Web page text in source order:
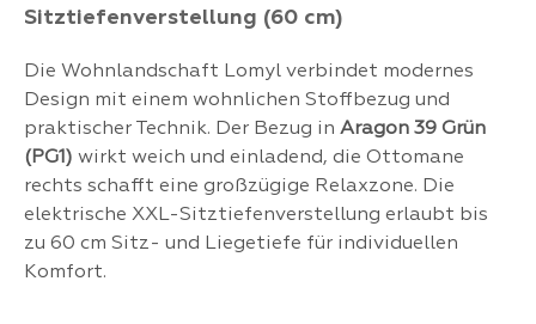
Sitztiefenverstellung (60 cm)
Die Wohnlandschaft Lomyl verbindet modernes
Design mit einem wohnlichen Stoffbezug und
praktischer Technik. Der Bezug in Aragon 39 Grün
(PG1) wirkt weich und einladend, die Ottomane
rechts schafft eine großzügige Relaxzone. Die
elektrische XXL-Sitztiefenverstellung erlaubt bis
zu 60 cm Sitz- und Liegetiefe für individuellen
Komfort.